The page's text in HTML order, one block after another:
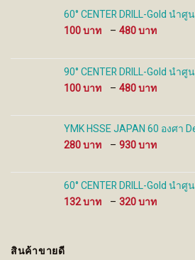
product
60° CENTER DRILL-Gold นำศู
100
– 480
100 ฿
480 ฿
90° CENTER DRILL-Gold นำศู
100
– 480
100 ฿
YMK HSSE JAPAN 60 องศา
280
– 930
280 ฿
930 ฿
60° CENTER DRILL-Gold นำศู
132
– 320
สินค้าขายดี